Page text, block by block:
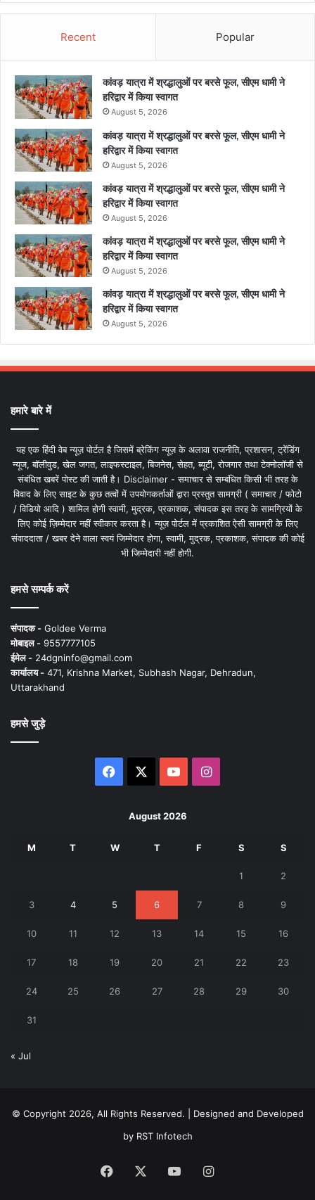
Recent Popular
कांवड़ यात्रा में श्रद्धालुओं पर बरसे फूल, सीएम धामी ने
हरिद्वार में किया स्वागत
August 5, 2026
कांवड़ यात्रा में श्रद्धालुओं पर बरसे फूल, सीएम धामी ने
हरिद्वार में किया स्वागत
August 5, 2026
कांवड़ यात्रा में श्रद्धालुओं पर बरसे फूल, सीएम धामी ने
हरिद्वार में किया स्वागत
August 5, 2026
कांवड़ यात्रा में श्रद्धालुओं पर बरसे फूल, सीएम धामी ने
हरिद्वार में किया स्वागत
August 5, 2026
कांवड़ यात्रा में श्रद्धालुओं पर बरसे फूल, सीएम धामी ने
हरिद्वार में किया स्वागत
August 5, 2026
हमारे बारे में
यह एक हिंदी वेब न्यूज़ पोर्टल है जिसमें ब्रेकिंग न्यूज़ के अलावा राजनीति, प्रशासन, ट्रेंडिंग
न्यूज, बॉलीवुड, खेल जगत, लाइफस्टाइल, बिजनेस, सेहत, ब्यूटी, रोजगार तथा टेक्नोलॉजी से
संबंधित खबरें पोस्ट की जाती है। Disclaimer - समाचार से सम्बंधित किसी भी तरह के
विवाद के लिए साइट के कुछ तत्वों में उपयोगकर्ताओं द्वारा प्रस्तुत सामग्री ( समाचार / फोटो
/ विडियो आदि ) शामिल होगी स्वामी, मुद्रक, प्रकाशक, संपादक इस तरह के सामग्रियों के
लिए कोई ज़िम्मेदार नहीं स्वीकार करता है। न्यूज़ पोर्टल में प्रकाशित ऐसी सामग्री के लिए
संवाददाता / खबर देने वाला स्वयं जिम्मेदार होगा, स्वामी, मुद्रक, प्रकाशक, संपादक की कोई
भी जिम्मेदारी नहीं होगी.
हमसे सम्पर्क करें
संपादक - Goldee Verma
मोबाइल - 9557777105
ईमेल - 24dgninfo@gmail.com
कार्यालय - 471, Krishna Market, Subhash Nagar, Dehradun,
Uttarakhand
हमसे जुड़े
Facebook YouTubeInstagram
August 2026
M T W T F S S
1 2
3 4 5 6 7 8 9
10 11 12 13 14 15 16
17 18 19 20 21 22 23
24 25 26 27 28 29 30
31
« Jul
© Copyright 2026, All Rights Reserved. | Designed and Developed
byRST Infotech
Facebook YouTubeInstagram